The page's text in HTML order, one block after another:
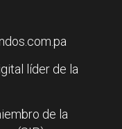
líder de la
de la